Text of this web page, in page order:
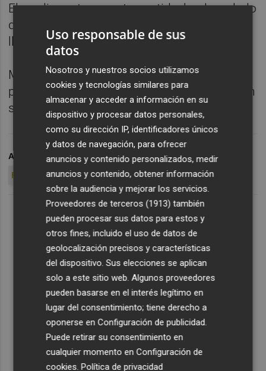
El mediapunta, en este sentido, ha desvelado
que hasta ahora no ha recibido ninguna
llamada del seleccionador.
Marco Asensio se ha proclamado en julio
pasado campeón de Europa con la selección
sub-19.
ARCHIVADO EN MARCO ASENSIO ESPAÑA
SELECCION
FUTBOL INTERNACIONAL
Uso responsable de sus
datos
Nosotros y nuestros socios utilizamos
cookies y tecnologías similares para
almacenar y acceder a información en su
dispositivo y procesar datos personales,
como su dirección IP, identificadores únicos
y datos de navegación, para ofrecer
anuncios y contenido personalizados, medir
anuncios y contenido, obtener información
sobre la audiencia y mejorar los servicios.
Proveedores de terceros (1913) también
pueden procesar sus datos para estos y
otros fines, incluido el uso de datos de
geolocalización precisos y características
del dispositivo. Sus elecciones se aplican
solo a este sitio web. Algunos proveedores
pueden basarse en el interés legítimo en
lugar del consentimiento; tiene derecho a
oponerse enConfiguración de publicidad.
Puede retirar su consentimiento en
cualquier momento enConfiguración de
cookies.Política de privacidad